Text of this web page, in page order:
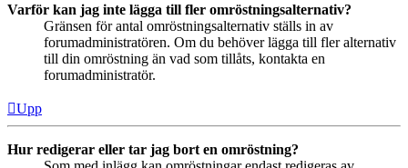
Varför kan jag inte lägga till fler omröstningsalternativ?
Gränsen för antal omröstningsalternativ ställs in av
forumadministratören. Om du behöver lägga till fler alternativ
till din omröstning än vad som tillåts, kontakta en
forumadministratör.
Upp
Hur redigerar eller tar jag bort en omröstning?